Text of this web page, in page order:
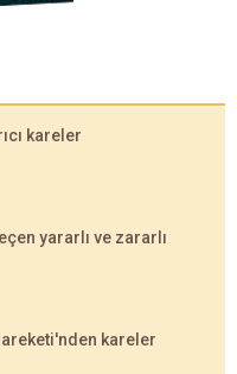
kareler
yararlı ve zararlı
kareler